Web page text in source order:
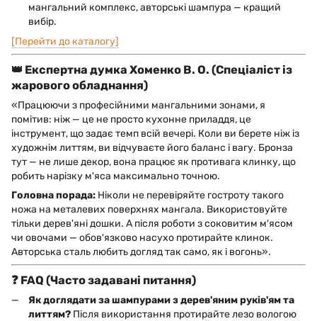
мангальний комплекс, авторські шампура — кращий
вибір.
[Перейти до каталогу]
👑 Експертна думка Хоменко В. О. (Спеціаліст із
жарового обладнання)
«Працюючи з професійними мангальними зонами, я
помітив: ніж — це не просто кухонне приладдя, це
інструмент, що задає темп всій вечері. Коли ви берете ніж із
художнім литтям, ви відчуваєте його баланс і вагу. Бронза
тут — не лише декор, вона працює як противага клинку, що
робить нарізку м'яса максимально точною.
Головна порада: Ніколи не перевіряйте гостроту такого
ножа на металевих поверхнях мангала. Використовуйте
тільки дерев'яні дошки. А після роботи з соковитим м'ясом
чи овочами — обов'язково насухо протирайте клинок.
Авторська сталь любить догляд так само, як і вогонь».
❓ FAQ (Часто задавані питання)
Як доглядати за шампурами з дерев'яним руків'ям та
литтям? Після використання протирайте лезо вологою